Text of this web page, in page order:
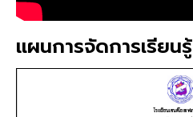
แผนการจัดการเรียนรู้